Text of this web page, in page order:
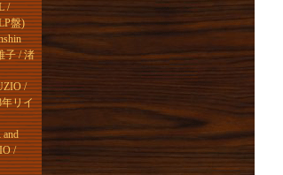
/
盤)
子 / 渚
/
リイ
/